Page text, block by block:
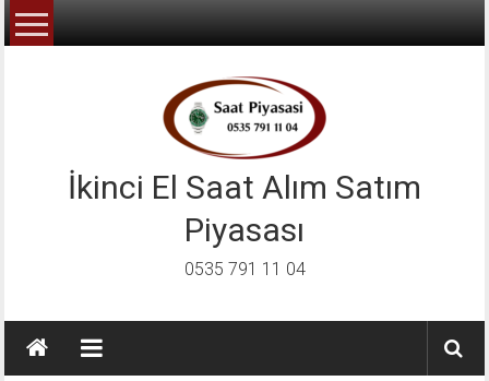
İçeriğe
geç
İkinci El Saat Alım Satım
Piyasası
0535 791 11 04